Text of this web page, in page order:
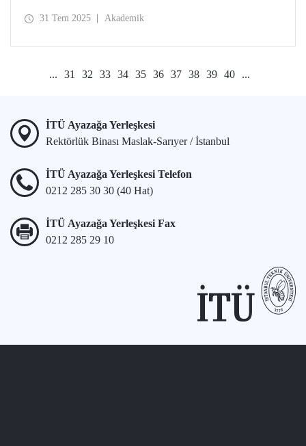
gerçekleştirdi.
31 Tem 2025 Akademik
... 31 32 33 34 35 36 37 38 39 40 ...
İTÜ Ayazağa Yerleşkesi
Rektörlük Binası Maslak-Sarıyer / İstanbul
İTÜ Ayazağa Yerleşkesi Telefon
0212 285 30 30 (40 Hat)
İTÜ Ayazağa Yerleşkesi Fax
0212 285 29 10